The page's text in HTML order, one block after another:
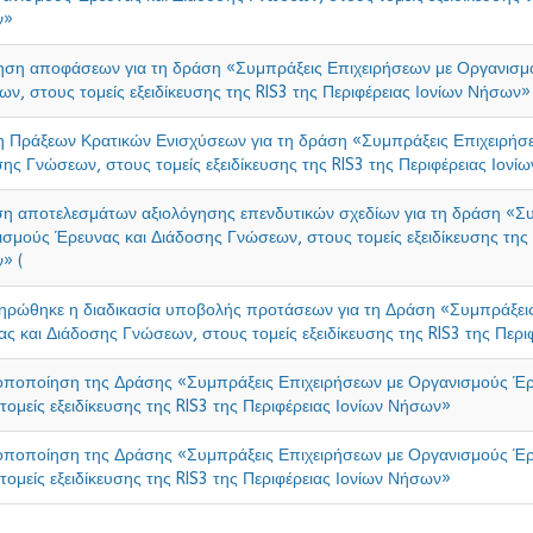
αποφάσεων για τη δράση «Συμπράξεις Επιχειρήσεων με
στους τομείς εξειδίκευσης της RIS3 της Περιφέρειας Ιονίων Νήσων»
Πράξεων Κρατικών Ενισχύσεων για τη δράση «Συμπράξεις
Γνώσεων, στους τομείς εξειδίκευσης της RIS3 της Περιφέρειας
αποτελεσμάτων αξιολόγησης επενδυτικών σχεδίων για τη δράση
Έρευνας και Διάδοσης Γνώσεων, στους τομείς εξειδίκευσης της
(
η διαδικασία υποβολής προτάσεων για τη Δράση
και Διάδοσης Γνώσεων, στους τομείς εξειδίκευσης της RIS3 της
της Δράσης «Συμπράξεις Επιχειρήσεων με Οργανισμούς
εξειδίκευσης της RIS3 της Περιφέρειας Ιονίων Νήσων»
της Δράσης «Συμπράξεις Επιχειρήσεων με Οργανισμούς
εξειδίκευσης της RIS3 της Περιφέρειας Ιονίων Νήσων»